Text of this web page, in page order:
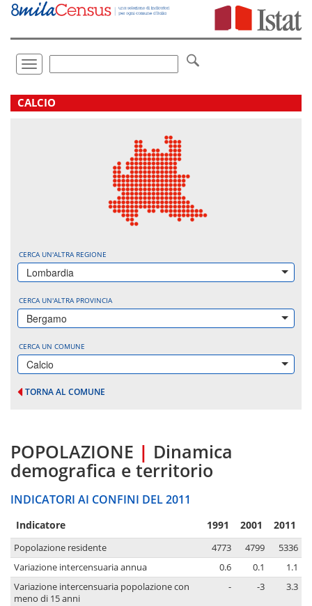
Vai
direttamente
Toggle
navigation
.
CALCIO
CERCA UN'ALTRA REGIONE
Lombardia
CERCA UN'ALTRA PROVINCIA
Bergamo
CERCA UN COMUNE
Calcio
TORNA AL COMUNE
POPOLAZIONE | Dinamica
demografica e territorio
INDICATORI AI CONFINI DEL 2011
Indicatore 1991 2001 2011
Popolazione residente 4773 4799
5336
Variazione intercensuaria annua
0.6 0.1
1.1
Variazione intercensuaria popolazione con
meno di 15 anni
- -3 3.3